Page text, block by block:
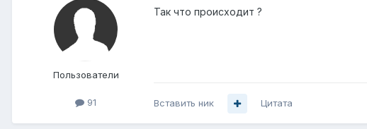
Пользователи
91
Так что происходит ?
Вставить ник Цитата